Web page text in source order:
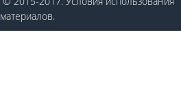
материалов.